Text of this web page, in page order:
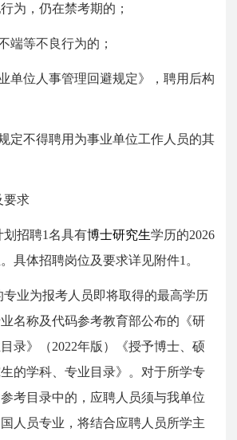
为，仍在禁考期的；
端等不良行为的；
单位人事管理回避规定》，聘用后构
定不得聘用为事业单位工作人员的其
要求
招聘1名具有博士研究生学历的2026
具体招聘岗位及要求详见附件1。
专业为报考人员即将取得的最高学历
名称及代码参考教育部公布的《研
录》（2022年版）《授予博士、硕
的学科、专业目录》。对于所学专
考目录中的，应聘人员须与我单位
人员专业，将结合应聘人员所学主